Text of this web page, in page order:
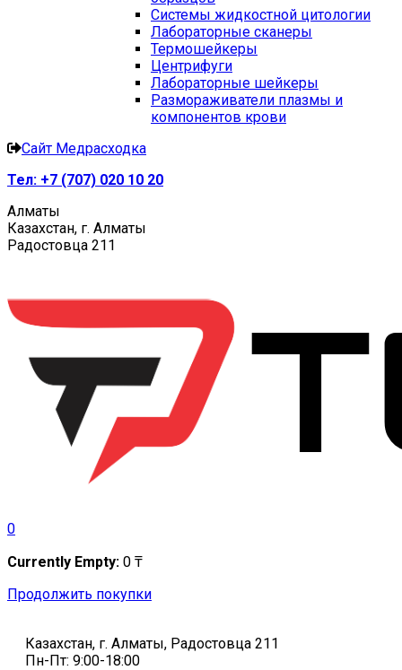
Системы жидкостной цитологии
Лабораторные сканеры
Термошейкеры
Центрифуги
Лабораторные шейкеры
Размораживатели плазмы и
компонентов крови
Сайт Медрасходка
Тел: +7 (707) 020 10 20
Алматы
Казахстан, г. Алматы
Радостовца 211
0
Currently Empty: 0 ₸
Продолжить покупки
Казахстан, г. Алматы, Радостовца 211
Пн-Пт: 9:00-18:00